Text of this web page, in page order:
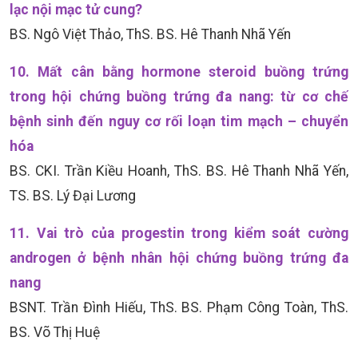
lạc nội mạc tử cung?
BS. Ngô Việt Thảo, ThS. BS. Hê Thanh Nhã Yến
10. Mất cân bằng hormone steroid buồng trứng
trong hội chứng buồng trứng đa nang: từ cơ chế
bệnh sinh đến nguy cơ rối loạn tim mạch – chuyển
hóa
BS. CKI. Trần Kiều Hoanh, ThS. BS. Hê Thanh Nhã Yến,
TS. BS. Lý Đại Lương
11. Vai trò của progestin trong kiểm soát cường
androgen ở bệnh nhân hội chứng buồng trứng đa
nang
BSNT. Trần Đình Hiếu, ThS. BS. Phạm Công Toàn, ThS.
BS. Võ Thị Huệ